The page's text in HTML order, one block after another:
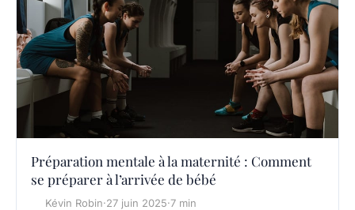
Préparation mentale à la maternité : Comment
se préparer à l’arrivée de bébé
Kévin Robin·27 juin 2025·7 min